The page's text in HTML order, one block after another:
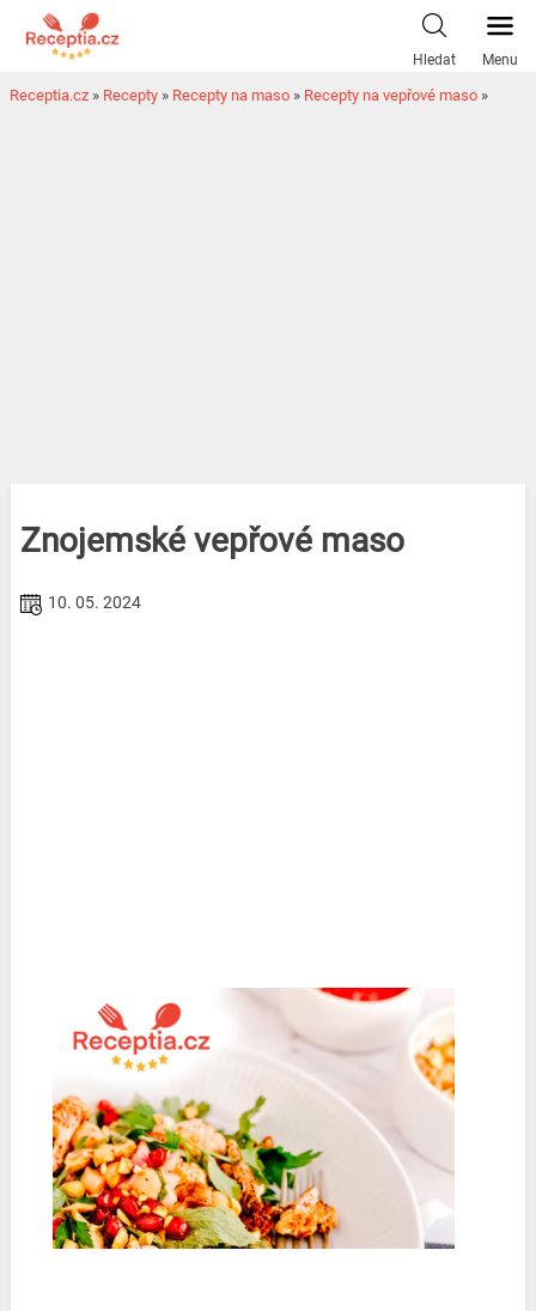
Hledat Menu
Receptia.cz » Recepty » Recepty na maso » Recepty na vepřové maso »
Znojemské vepřové maso
10. 05. 2024